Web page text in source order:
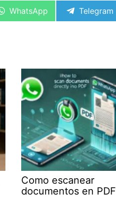
Compartir
WhatsApp
Compartir
Telegram
Como escanear
documentos en PDF